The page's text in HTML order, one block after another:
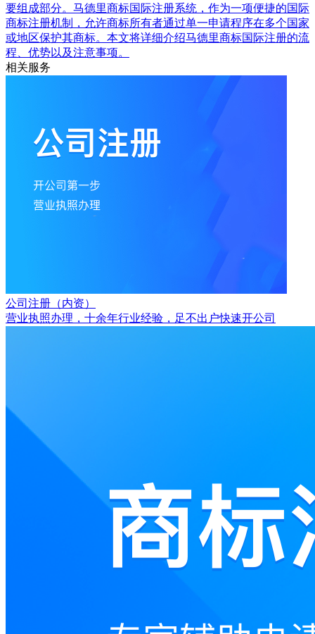
要组成部分。马德里商标国际注册系统，作为一项便捷的国际
商标注册机制，允许商标所有者通过单一申请程序在多个国家
或地区保护其商标。本文将详细介绍马德里商标国际注册的流
程、优势以及注意事项。
相关服务
公司注册（内资）
营业执照办理，十余年行业经验，足不出户快速开公司